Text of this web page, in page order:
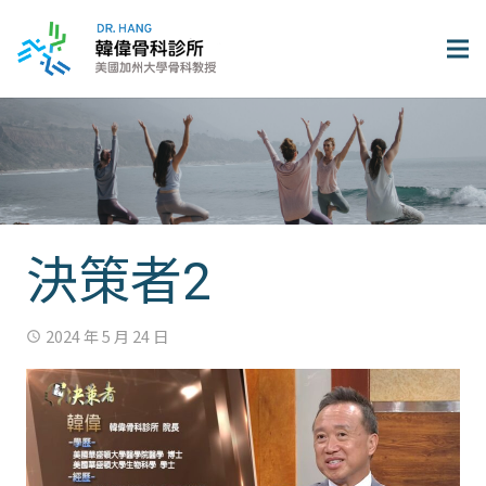
決策者2
access_time 2024 年 5 月 24 日